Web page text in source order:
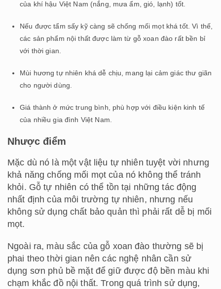
của khí hậu Việt Nam (nắng, mưa ẩm, gió, lạnh) tốt.
Nếu được tẩm sấy kỹ càng sẽ chống mối mọt khá tốt. Vì thế,
các sản phẩm nội thất được làm từ gỗ xoan đào rất bền bỉ
với thời gian.
Mùi hương tự nhiên khá dễ chịu, mang lại cảm giác thư giãn
cho người dùng.
Giá thành ở mức trung bình, phù hợp với điều kiện kinh tế
của nhiều gia đình Việt Nam.
Nhược điểm
Mặc dù nó là một vật liệu tự nhiên tuyệt vời nhưng
khả năng chống mối mọt của nó không thể tránh
khỏi. Gỗ tự nhiên có thể tồn tại những tác động
nhất định của môi trường tự nhiên, nhưng nếu
không sử dụng chất bảo quản thì phải rất dễ bị mối
mọt.
Ngoài ra, màu sắc của gỗ xoan đào thường sẽ bị
phai theo thời gian nên các nghệ nhân cần sử
dụng sơn phủ bề mặt để giữ được độ bền màu khi
chạm khắc đồ nội thất. Trong quá trình sử dụng,